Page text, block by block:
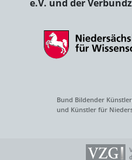
e.V. und der
Bund Bildender
und Künstler für